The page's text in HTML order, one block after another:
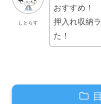
しとらす
おすすめ！
押入れ収納
た！